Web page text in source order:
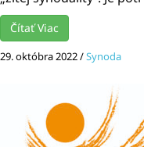
Čítať Viac
29. októbra 2022/Synoda